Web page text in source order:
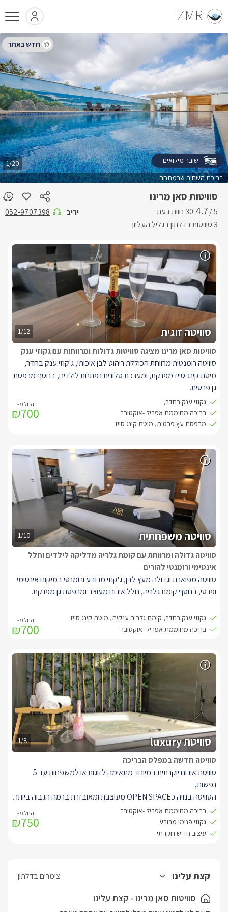
ZMR
סוויטות סאן מרינו
5 /
4.7
3 סוויטות בדלתון בגליל העליון
יריב 052-9707398
בריכת השחיה שבמתחם
1/20 שובר מילואים
1/12 סוויטה זוגית
סוויטות סאן מרינו מציגה סוויטות גדולות ומרווחות עם גקוזי ענק
סוויטה רומנטית מרווחת הכוללת ריהוט לבן איכותי, ג'קוזי ענק בחדר,
מיטת קינג סייז מפנקת, ומערכת סלונית נפתחת לילדים, בנוסף מרפסת
גן פרטית.
בכל סוויטה תיהנו ממיטת קינג סייז איכותית ביותר, פינה סלונית הכוללת
ספה נפתחת להלנת הילדים, מזגן, ג'קוזי זוגי גדול, חדר רחצה מפנק,
LCD בלוויין (yes) ונגן DVD, פינת אוכל, מיזוג אוויר חדיש ו-WIFI חופשי.
במתחם הגן תיהנו מבריכת שחייה ענקית ויוקרתית (מחוממת בין מאי
לאוקטובר) מפסיפס כחול (7/15), מוקפת ריצוף למניעת החלקות וגדר
אלגנטית לשמירת הפרטיות. סביב הבריכה מיטות שיזוף, שמשיות, פינות
ישיבה נוחות, מדשאה גדולה, נדנדות וערסלים תאילנדיים. תאורת ערב
צבעונית מאירה באור רומנטי ונעים את כל המתחם.
גקוזי ענק בחדר,
בריכה מחוממת אפריל -אוקטובר
מרפסת עץ פרטית, מיטת קינג סייז
₪700
1/10 סוויטה משפחתית
סוויטה גדולה ומרווחת עם קומת גלריה מדליקה לילדים וחלל
אינטימי ורומנטי להורים
סוויטה מפוארת וגדולה מעץ לבן, ג'קוזי מרובע ורומנטי במיקום אינטימי
ופרטי, בנוסף קומת גלריה, חלל אירוח מעוצב ומרפסת גן מפנקת.
בסוויטה תיהנו ממיטת קינג סייז איכותית ביותר, פינה סלונית הכוללת
ספה נפתחת להלנת הילדים, מזגן, ג'קוזי זוגי גדול, חדר רחצה מפנק,
LCD בלוויין (yes) ונגן DVD, פינת אוכל, קומת גלריה ובה מיטות נפתחות
לילדים וטלוויזיית LCD בערוצי הלוויין. במתחם הגן תיהנו מבריכת שחייה
מוקפת ריצוף למניעת החלקות וגדר אלגנטית לשמירת הפרטיות. סביב
הבריכה מיטות שיזוף, שמשיות, פינות ישיבה נוחות, מדשאה גדולה,
נדנדות וערסלים תאילנדיים. תאורת ערב צבעונית מאירה באור רומנטי
ונעים את כל המתחם.
גקוזי ענק בחדר, קומת גלריה ענקית, מיטת קינג סייז
בריכה מחוממת אפריל -אוקטובר
₪700
1/8 סוויטת luxury
סוויטה חדשה במפלס הבריכה
סוויטת אירוח יוקרתית במיוחד מתאימה לזוגות או למשפחות עד 5
נפשות,
הסוויטה בנויה כOPEN SPACE מעוצבת ומאובזרת ברמה הגבוה ביותר.
במרכזה ניצבת מיטה זוגית רחבת ידיים, לצידיה שידות מעוצבות בסגנון
התואם לחדר.
בגווני אפור לבן ועץ אלון בהיר, עם חיפויי קיר ואקססוריז רבים הסוויטה
לסוויטה מטבחון מאובזר בעיצוב כהה, עם עם מקרר, מכונת קפה, בר
מים ועוד.
לצד המטבחון ניצבת פינת אוכל התואמת את גווני הסוויטה, וסלון ישיבה
בריכה מחוממת אפריל -אוקטובר
גקוזי פנימי מרובע
עיצוב חדיש ויוקרתי
₪750
קצת עלינו צימרים בדלתון
סוויטות סאן מרינו - קצת עלינו